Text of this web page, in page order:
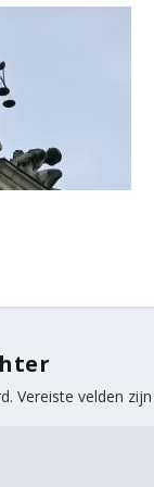
Vereiste velden